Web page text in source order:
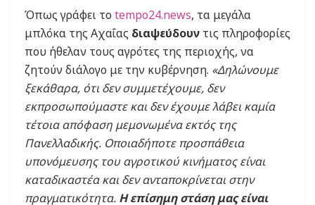
Όπως γράφει το tempo24.news, τα μεγάλα
μπλόκα της Αχαΐας διαψεύδουν τις πληροφορίες
που ήθελαν τους αγρότες της περιοχής, να
ζητούν διάλογο με την κυβέρνηση. «Δηλώνουμε
ξεκάθαρα, ότι δεν συμμετέχουμε, δεν
εκπροσωπούμαστε και δεν έχουμε λάβει καμία
τέτοια απόφαση μεμονωμένα εκτός της
Πανελλαδικής. Οποιαδήποτε προσπάθεια
υπονόμευσης του αγροτικού κινήματος είναι
καταδικαστέα και δεν ανταποκρίνεται στην
πραγματικότητα. Η επίσημη στάση μας είναι